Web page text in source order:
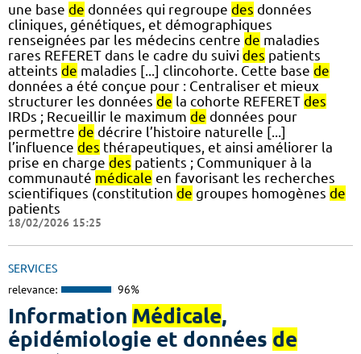
une base de données qui regroupe des données
cliniques, génétiques, et démographiques
renseignées par les médecins centre de maladies
rares REFERET dans le cadre du suivi des patients
atteints de maladies [...] clincohorte. Cette base de
données a été conçue pour : Centraliser et mieux
structurer les données de la cohorte REFERET des
IRDs ; Recueillir le maximum de données pour
permettre de décrire l’histoire naturelle [...]
l’influence des thérapeutiques, et ainsi améliorer la
prise en charge des patients ; Communiquer à la
communauté médicale en favorisant les recherches
scientifiques (constitution de groupes homogènes de
patients
18/02/2026 15:25
SERVICES
relevance: 96%
Information Médicale,
épidémiologie et données de